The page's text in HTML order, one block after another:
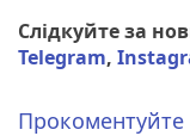
Слідкуйте за
Telegram,
Прокоментуйте